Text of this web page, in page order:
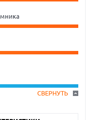
СВЕРНУТЬ